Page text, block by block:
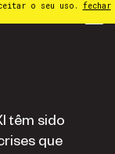
o seu uso. fechar
têm sido
que